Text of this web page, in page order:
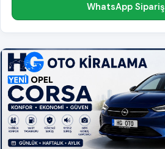
WhatsApp Sipariş